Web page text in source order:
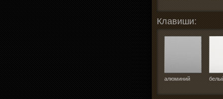
Клавиши:
алюминий